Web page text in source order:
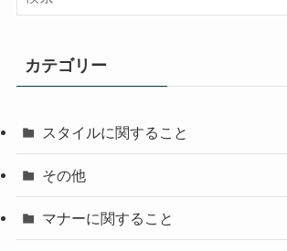
カテゴリー
スタイルに関すること
その他
マナーに関すること